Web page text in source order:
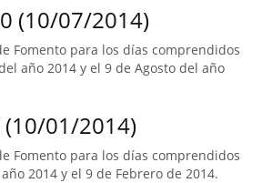
(10/07/2014)
Fomento para los días comprendidos
año 2014 y el 9 de Agosto del año
(10/01/2014)
Fomento para los días comprendidos
2014 y el 9 de Febrero de 2014.